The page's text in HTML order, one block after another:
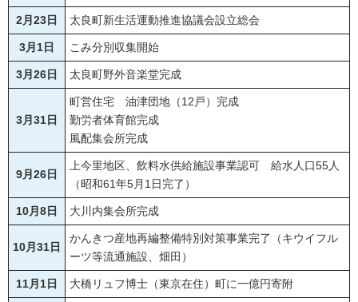
2月23日 太良町新生活運動推進協議会設立総会
3月1日 こみ分別収集開始
3月26日 太良町野外音楽堂完成
3月31日
町営住宅 油津団地（12戸）完成
勤労者体育館完成
風配集会所完成
9月26日
上今里地区、飲料水供給施設事業認可 給水人口55人
（昭和61年5月1日完了）
10月8日 大川内集会所完成
10月31日
かんきつ産地再編整備特別対策事業完了（キウイフル
ーツ等流通施設、畑田）
11月1日 大橋リュフ博士（東京在住）町に一億円寄附